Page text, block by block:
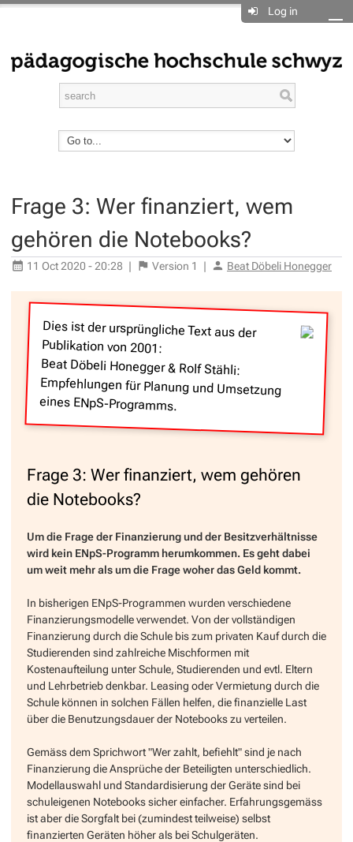
Log in
Frage 3: Wer finanziert, wem
gehören die Notebooks?
11 Oct 2020 - 20:28 | Version 1 | Beat Döbeli Honegger
Dies ist der ursprüngliche Text aus der
Publikation von 2001:
Beat Döbeli Honegger & Rolf Stähli:
Empfehlungen für Planung und Umsetzung
eines ENpS-Programms.
Frage 3: Wer finanziert, wem gehören
die Notebooks?
Um die Frage der Finanzierung und der Besitzverhältnisse
wird kein ENpS-Programm herumkommen. Es geht dabei
um weit mehr als um die Frage woher das Geld kommt.
In bisherigen ENpS-Programmen wurden verschiedene
Finanzierungsmodelle verwendet. Von der vollständigen
Finanzierung durch die Schule bis zum privaten Kauf durch die
Studierenden sind zahlreiche Mischformen mit
Kostenaufteilung unter Schule, Studierenden und evtl. Eltern
und Lehrbetrieb denkbar. Leasing oder Vermietung durch die
Schule können in solchen Fällen helfen, die finanzielle Last
über die Benutzungsdauer der Notebooks zu verteilen.
Gemäss dem Sprichwort "Wer zahlt, befiehlt" sind je nach
Finanzierung die Ansprüche der Beteiligten unterschiedlich.
Modellauswahl und Standardisierung der Geräte sind bei
schuleigenen Notebooks sicher einfacher. Erfahrungsgemäss
ist aber die Sorgfalt bei (zumindest teilweise) selbst
finanzierten Geräten höher als bei Schulgeräten.